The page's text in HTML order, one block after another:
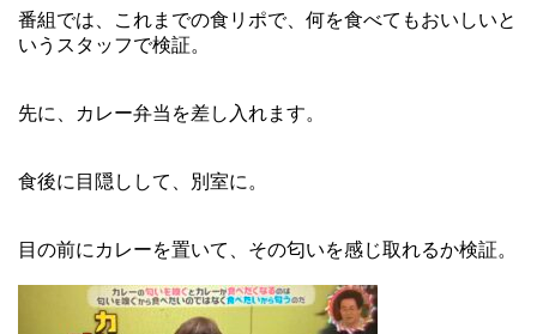
番組では、これまでの食リポで、何を食べてもおいしいと
いうスタッフで検証。
先に、カレー弁当を差し入れます。
食後に目隠しして、別室に。
目の前にカレーを置いて、その匂いを感じ取れるか検証。